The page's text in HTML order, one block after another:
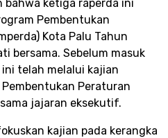
bahwa ketiga raperda ini
Pembentukan
Kota Palu Tahun
bersama. Sebelum masuk
telah melalui kajian
Peraturan
jajaran eksekutif.
kajian pada kerangka